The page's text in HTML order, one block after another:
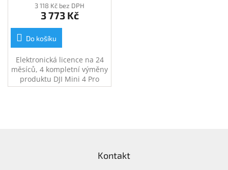
3 118 Kč bez DPH
3 773 Kč
Do košíku
Elektronická licence na 24
měsíců, 4 kompletní výměny
produktu DJI Mini 4 Pro
Kontakt